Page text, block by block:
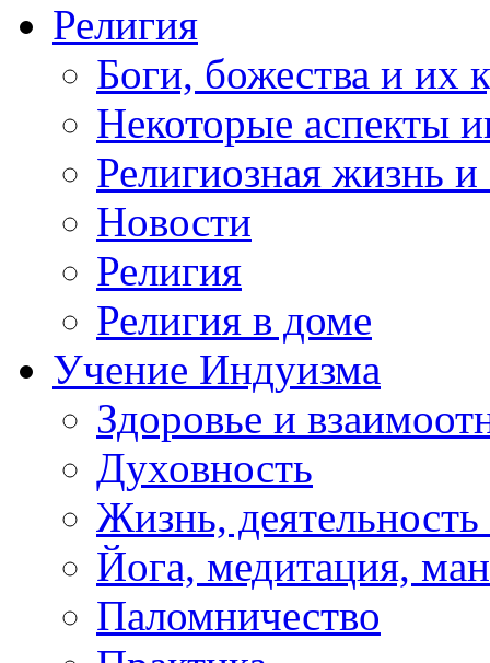
Религия
Боги, божества и их
Некоторые аспекты
Религиозная жизнь
Новости
Религия
Религия в доме
Учение Индуизма
Здоровье и
Духовность
Жизнь, деятельность
Йога, медитация,
Паломничество